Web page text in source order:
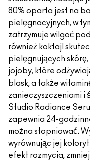
80% oparta jest na
pielęgnacyjnych, w
zatrzymuje wilgoć
również koktajl
pielęgnujących skórę,
jojoby, które
blask, a także
zanieczyszczeniami i
Studio Radiance
zapewnia 24-
można stopniować.
wyrównując jej
efekt rozmycia,